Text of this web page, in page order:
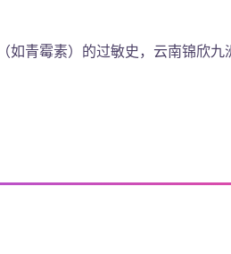
青霉素）的过敏史，云南锦欣九